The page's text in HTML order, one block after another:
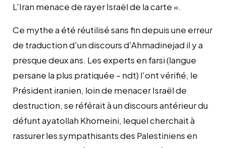
L'Iran menace de rayer Israël de la carte ».
Ce mythe a été réutilisé sans fin depuis une erreur
de traduction d'un discours d'Ahmadinejad il y a
presque deux ans. Les experts en farsi (langue
persane la plus pratiquée – ndt) l'ont vérifié, le
Président iranien, loin de menacer Israël de
destruction, se référait à un discours antérieur du
défunt ayatollah Khomeini, lequel cherchait à
rassurer les sympathisants des Palestiniens en